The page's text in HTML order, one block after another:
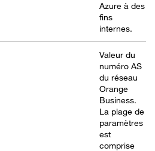
Azure à des
fins
internes.
Valeur du
numéro AS
du réseau
Orange
Business.
La plage de
paramètres
est
comprise